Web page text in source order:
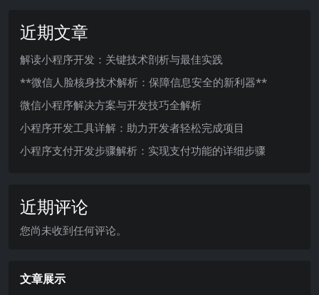
近期文章
解读小程序开发：关键技术剖析与最佳实践
**微信人脸核身技术解析：保障信息安全的新利器**
微信小程序解决方案与开发技巧全解析
小程序开发工具详解：助力开发者轻松完成项目
小程序支付开发步骤解析：实现支付功能的详细步骤
近期评论
您尚未收到任何评论。
文章展示